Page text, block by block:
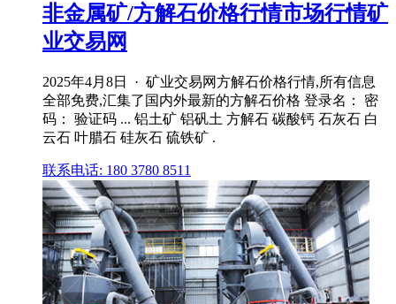
非金属矿/方解石价格行情市场行情矿
业交易网
2025年4月8日 · 矿业交易网方解石价格行情,所有信息
全部免费,汇集了国内外最新的方解石价格 登录名： 密
码： 验证码 ... 铝土矿 铝矾土 方解石 碳酸钙 石灰石 白
云石 叶腊石 硅灰石 硫铁矿 .
联系电话: 180 3780 8511